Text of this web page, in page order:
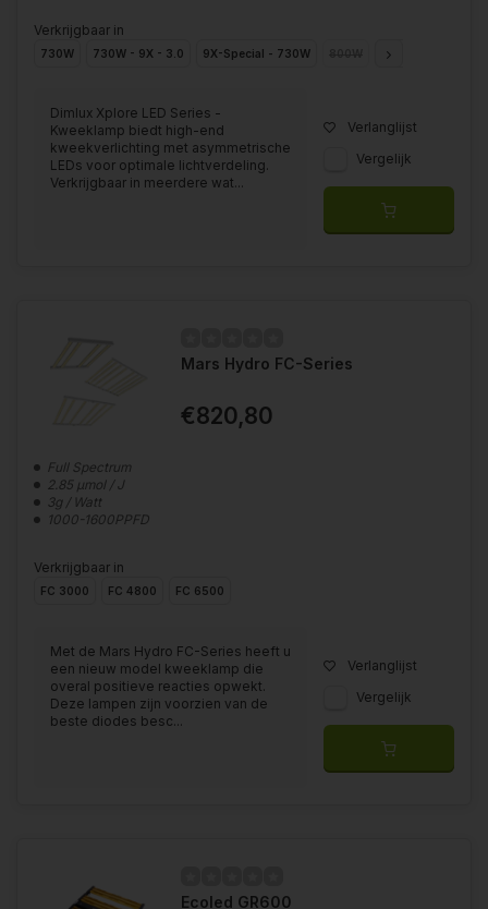
Verkrijgbaar in
730W 730W - 9X - 3.0 9X-Special - 730W 730W - 3.0
Dimlux Xplore LED Series -
Kweeklamp biedt high-end
kweekverlichting met asymmetrische
LEDs voor optimale lichtverdeling.
Verkrijgbaar in meerdere wat...
Verlanglijst
Vergelijk
Mars Hydro FC-Series
€820,80
Full Spectrum
2.85 μmol / J
3g / Watt
1000-1600PPFD
Verkrijgbaar in
FC 3000 FC 4800 FC 6500
Met de Mars Hydro FC-Series heeft u
een nieuw model kweeklamp die
overal positieve reacties opwekt.
Deze lampen zijn voorzien van de
beste diodes besc...
Verlanglijst
Vergelijk
Ecoled GR600